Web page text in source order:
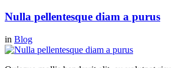
Nulla pellentesque diam a purus
in Blog